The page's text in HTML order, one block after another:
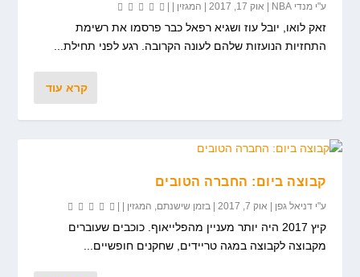
ע"ימנדי NBA אוק 17, 2017 המגזין
זאק לואו, יובל עוז ושגיא רפאל כבר פרסמו את רשימת
התחזיות הנועזות שלהם לעונה הקרובה. רגע לפני תחילת...
קרא עוד
קבוצה ביום: החברה הטובים
ע"ידניאל גפן אוק 7, 2017 |בזמן שישנתם, המגזין
קיץ 2017 היה יותר מעניין מהפלייאוף. כוכבים שעוברים
מקבוצה לקבוצה במגה טריידים, שחקנים חופשיים...